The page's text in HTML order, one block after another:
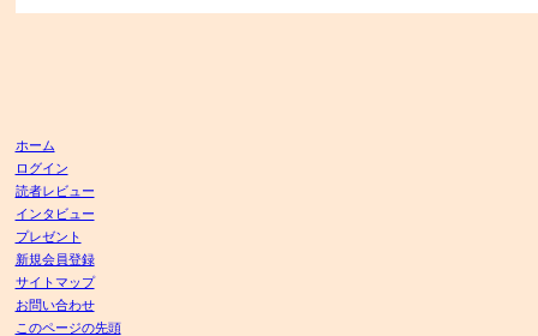
ホーム
ログイン
読者レビュー
インタビュー
プレゼント
新規会員登録
サイトマップ
お問い合わせ
このページの先頭